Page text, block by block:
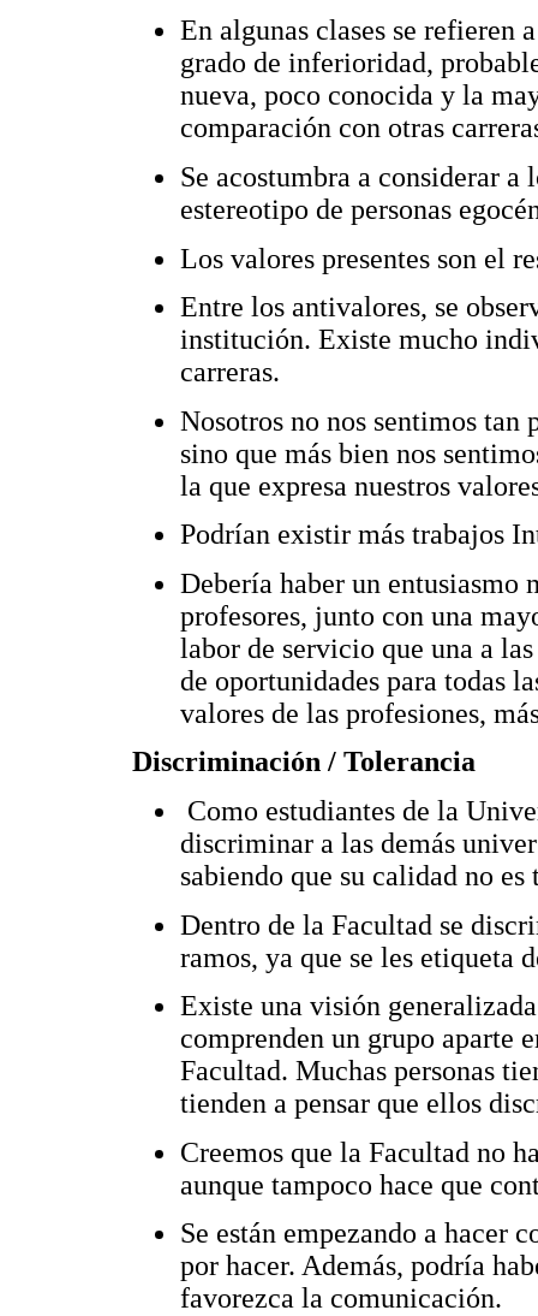
En algunas clases se refieren
grado de inferioridad,
nueva, poco conocida y la
comparación con otras
Se acostumbra a considerar
estereotipo de personas
Los valores presentes son el
Entre los antivalores, se
institución. Existe mucho
carreras.
Nosotros no nos sentimos tan
sino que más bien nos
la que expresa nuestros
Podrían existir más trabajos
Debería haber un entusiasmo
profesores, junto con una
labor de servicio que una a
de oportunidades para todas
valores de las profesiones,
Discriminación / Tolerancia
Como estudiantes de la
discriminar a las demás
sabiendo que su calidad no es
Dentro de la Facultad se
ramos, ya que se les etiqueta
Existe una visión
comprenden un grupo aparte
Facultad. Muchas personas
tienden a pensar que ellos
Creemos que la Facultad no
aunque tampoco hace que
Se están empezando a hacer
por hacer. Además, podría
favorezca la comunicación.